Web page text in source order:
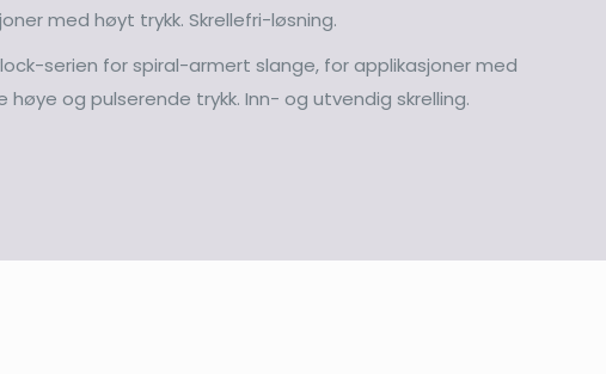
med høyt trykk. Skrellefri-løsning.
serien for spiral-armert slange, for applikasjoner med
høye og pulserende trykk. Inn- og utvendig skrelling.